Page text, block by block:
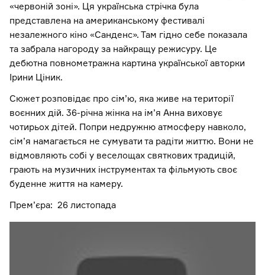
«червоній зоні». Ця українська стрічка була
представлена на американському фестивалі
незалежного кіно «Санденс». Там гідно себе показала
та забрала нагороду за найкращу режисуру. Це
дебютна повнометражна картина української авторки
Ірини Ціник.
Сюжет розповідає про сім’ю, яка живе на території
воєнних дій. 36-річна жінка на ім’я Анна виховує
чотирьох дітей. Попри недружню атмосферу навколо,
сім’я намагається не сумувати та радіти життю. Вони не
відмовляють собі у веселощах святкових традицій,
грають на музичних інструментах та фільмують своє
буденне життя на камеру.
Прем’єра: 26 листопада